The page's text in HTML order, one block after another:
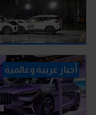
أخبار عربية وعالمية